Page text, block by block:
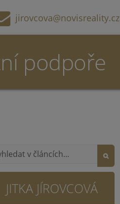
jirovcova@novisreality.cz
podpoře
JITKA JÍROVCOVÁ